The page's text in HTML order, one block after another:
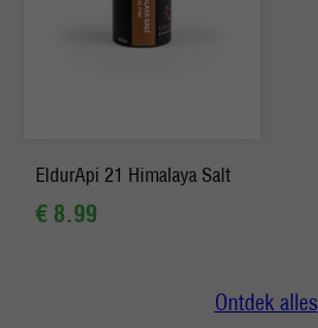
EldurApi 21 Himalaya Salt
€ 8.99
Ontdek alles